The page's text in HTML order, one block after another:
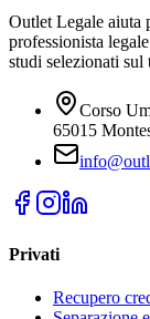
Outlet Legale aiuta
professionista
studi selezionati sul
Corso
65015
Privati
Recupero